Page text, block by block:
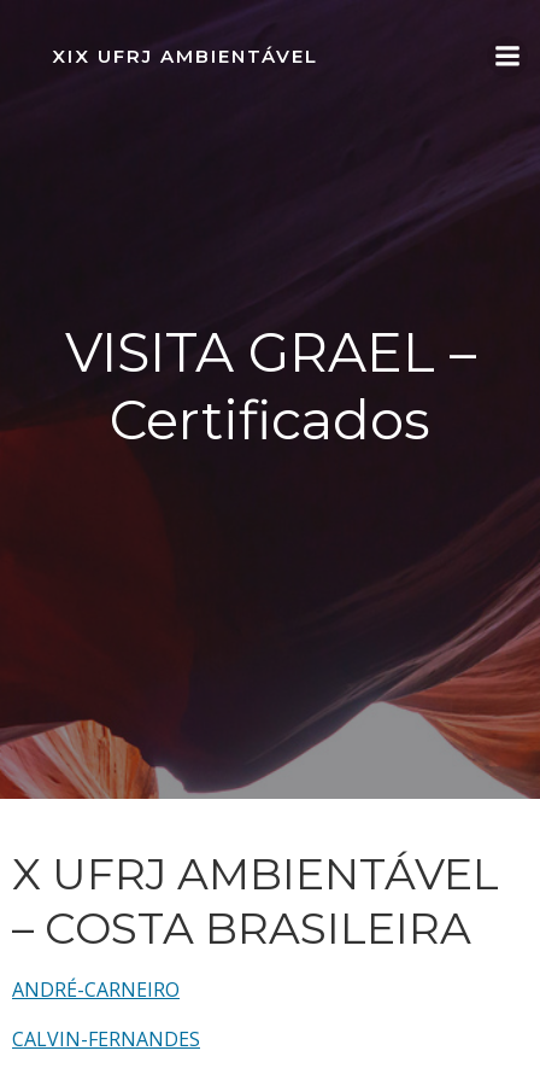
para
o
XIX UFRJ AMBIENTÁVEL
VISITA GRAEL –
Certificados
X UFRJ AMBIENTÁVEL
– COSTA BRASILEIRA
ANDRÉ-CARNEIRO
CALVIN-FERNANDES